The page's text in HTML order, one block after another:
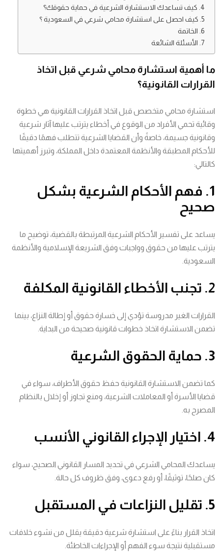
كيف تساعدك الاستشارة الشرعية في حماية حقوقك؟
كيف احصل على استشارة محامي شرعي في السعودية ؟
الخاتمة
الأسئلة الشائعة
ما أهمية استشارة محامي شرعي قبل اتخاذ
القرارات القانونية؟
استشارة محامي متخصص قبل اتخاذ القرارات القانونية هي خطوة
وقائية تحمي الأفراد من الوقوع في أخطاء يترتب عليها آثار شرعية
وقانونية جسيمة، خاصةً وأن القضايا الشرعية تتطلب فهمًا دقيقًا
للأحكام المطبقة والأنظمة المعتمدة داخل المملكة، وتبرز أهميتها
كالتالي:
1. فهم الأحكام الشرعية بشكل
صحيح
يساعد على تفسير الأحكام الشرعية المرتبطة بالقضية، توضيح ما
يترتب عليها من حقوق وواجبات وفق الشريعة الإسلامية والأنظمة
السعودية.
2. تجنب الأخطاء القانونية المكلفة
القرارات الغير مدروسة تؤدي إلى خسارة حقوق أو إطالة النزاع، بينما
تضمن الاستشارة اتخاذ خطوات قانونية صحيحة من البداية.
3. حماية الحقوق الشرعية
كما تضمن الاستشارة القانونية حفظ حقوق الأطراف، سواء في
قضايا الأسرة أو المعاملات الشرعية، ومنع تجاوز أو إخلال بالنظام
المصرح به.
4. اختيار الإجراء القانوني الأنسب
يساعدك المحامي الشرعي في تحديد المسار القانوني الصحيح، سواء
كان صلحًا، توثيقًا، أو رفع دعوى، وفق ظروف كل حالة.
5. تقليل النزاعات في المستقبل
اتخاذ القرار بناءً على استشارة شرعية دقيقة يقلل من نشوء خلافات
مستقبلية نتيجة سوء الفهم أو الإجراءات الخاطئة.